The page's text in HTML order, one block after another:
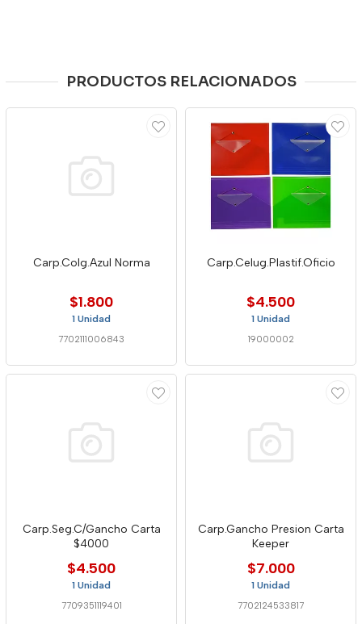
PRODUCTOS RELACIONADOS
Carp.Colg.Azul Norma
$1.800
1 Unidad
7702111006843
Carp.Celug.Plastif.Oficio
$4.500
1 Unidad
19000002
Carp.Seg.C/Gancho Carta
$4000
$4.500
1 Unidad
7709351119401
Carp.Gancho Presion Carta
Keeper
$7.000
1 Unidad
7702124533817